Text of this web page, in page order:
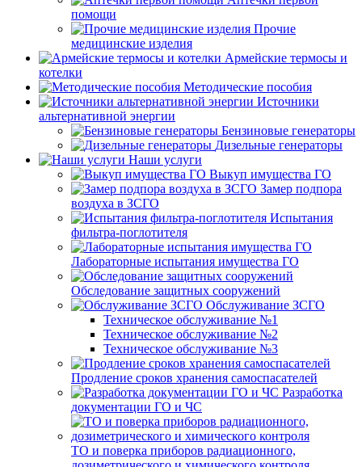
помощи
Прочие
медицинские изделия
Армейские термосы и
котелки
Методические пособия
Источники
альтернативной энергии
Бензиновые генераторы
Дизельные генераторы
Наши услуги
Выкуп имущества ГО
Замер подпора
воздуха в ЗСГО
Испытания
фильтра-поглотителя
Лабораторные испытания имущества ГО
Обследование защитных сооружений
Обслуживание ЗСГО
Техническое обслуживание №1
Техническое обслуживание №2
Техническое обслуживание №3
Продление сроков хранения самоспасателей
Разработка
документации ГО и ЧС
ТО и поверка приборов радиационного,